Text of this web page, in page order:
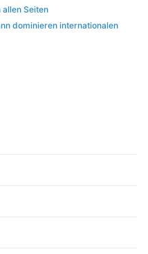
allen Seiten
dominieren internationalen